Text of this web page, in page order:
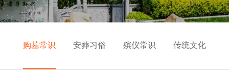
购墓常识 安葬习俗 殡仪常识 传统文化